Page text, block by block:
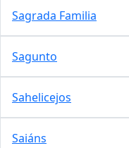
Sagrada Familia
Sagunto
Sahelicejos
Saiáns